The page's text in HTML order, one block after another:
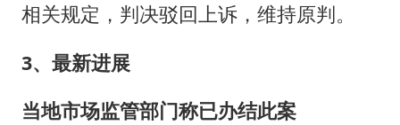
相关规定，判决驳回上诉，维持原判。
3、最新进展
当地市场监管部门称已办结此案